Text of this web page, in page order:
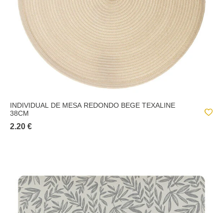
INDIVIDUAL DE MESA REDONDO BEGE TEXALINE
38CM
2.20 €